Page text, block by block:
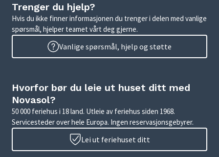
Trenger du hjelp?
Hvis du ikke finner informasjonen du trenger i delen med vanlige
spørsmål, hjelper teamet vårt deg gjerne.
Vanlige spørsmål, hjelp og støtte
Hvorfor bør du leie ut huset ditt med
Novasol?
50 000 feriehus i 18 land. Utleie av feriehus siden 1968.
Servicesteder over hele Europa. Ingen reservasjonsgebyrer.
Lei ut feriehuset ditt